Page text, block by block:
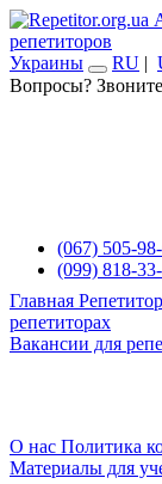
репетиторов
Украины
RU |
Вопросы?
(067) 505-
(099) 818-
Главная
репетиторах
Вакансии для
О нас Политика
Материалы для